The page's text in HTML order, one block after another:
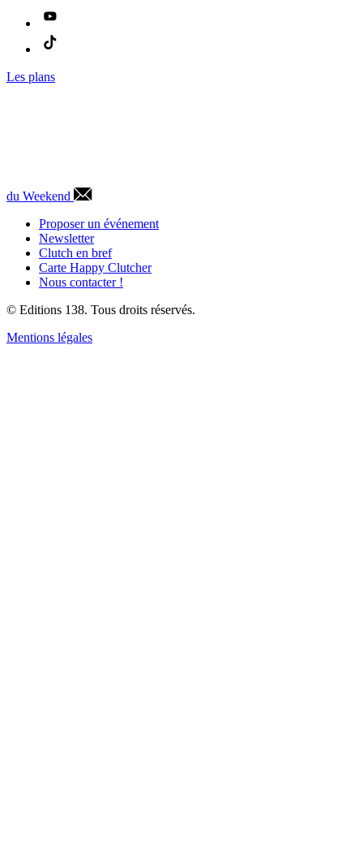
Les plans
du Weekend
Proposer un événement
Newsletter
Clutch en bref
Carte Happy Clutcher
Nous contacter !
© Editions 138. Tous droits réservés.
Mentions légales